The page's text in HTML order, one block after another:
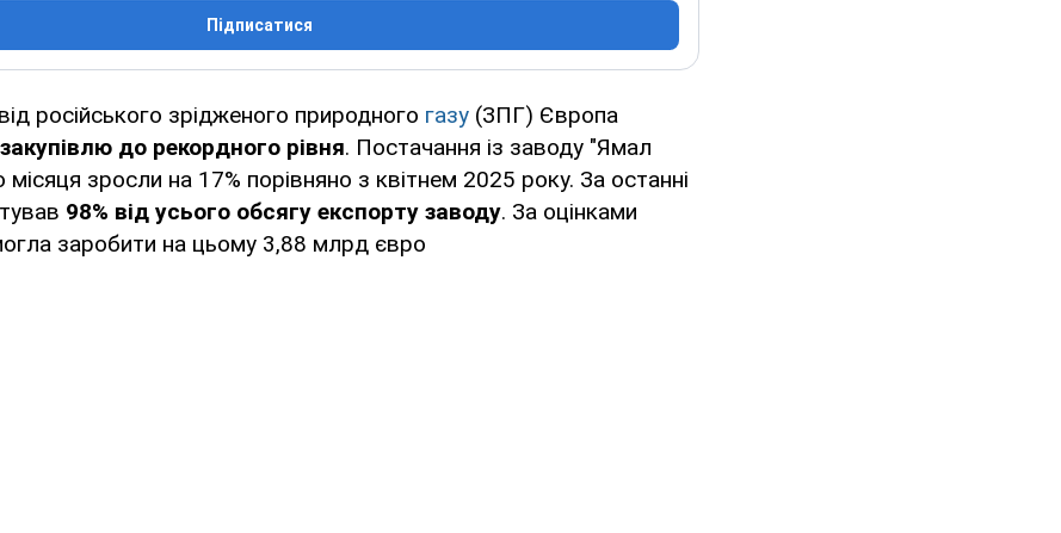
Підписатися
російського зрідженого природного газу (ЗПГ) Європа
до рекордного рівня. Постачання із заводу "Ямал
зросли на 17% порівняно з квітнем 2025 року. За останні
98% від усього обсягу експорту заводу. За оцінками
заробити на цьому 3,88 млрд євро